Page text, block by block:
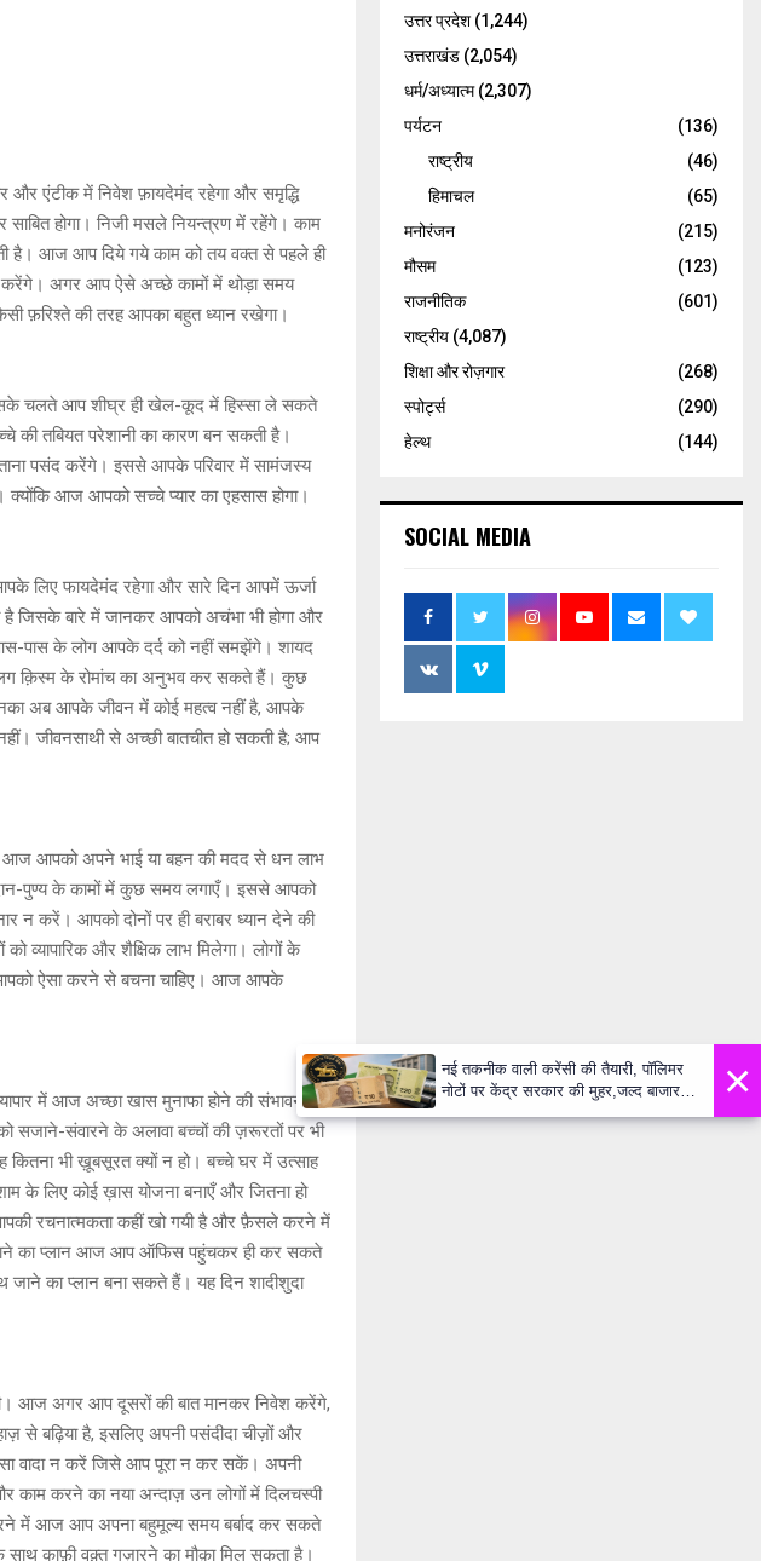
एंटीक में निवेश फ़ायदेमंद रहेगा और समृद्धि
होगा। निजी मसले नियन्त्रण में रहेंगे। काम
है। आज आप दिये गये काम को तय वक्त से पहले ही
करेंगे। अगर आप ऐसे अच्छे कामों में थोड़ा समय
फ़रिश्ते की तरह आपका बहुत ध्यान रखेगा।
चलते आप शीघ्र ही खेल-कूद में हिस्सा ले सकते
की तबियत परेशानी का कारण बन सकती है।
पसंद करेंगे। इससे आपके परिवार में सामंजस्य
आज आपको सच्चे प्यार का एहसास होगा।
लिए फायदेमंद रहेगा और सारे दिन आपमें ऊर्जा
जिसके बारे में जानकर आपको अचंभा भी होगा और
पास के लोग आपके दर्द को नहीं समझेंगे। शायद
क़िस्म के रोमांच का अनुभव कर सकते हैं। कुछ
अब आपके जीवन में कोई महत्व नहीं है, आपके
जीवनसाथी से अच्छी बातचीत हो सकती है; आप
आपको अपने भाई या बहन की मदद से धन लाभ
पुण्य के कामों में कुछ समय लगाएँ। इससे आपको
न करें। आपको दोनों पर ही बराबर ध्यान देने की
व्यापारिक और शैक्षिक लाभ मिलेगा। लोगों के
ऐसा करने से बचना चाहिए। आज आपके
में आज अच्छा खास मुनाफा होने की संभावना
संवारने के अलावा बच्चों की ज़रूरतों पर भी
कितना भी ख़ूबसूरत क्यों न हो। बच्चे घर में उत्साह
के लिए कोई ख़ास योजना बनाएँ और जितना हो
रचनात्मकता कहीं खो गयी है और फ़ैसले करने में
का प्लान आज आप ऑफिस पहुंचकर ही कर सकते
जाने का प्लान बना सकते हैं। यह दिन शादीशुदा
आज अगर आप दूसरों की बात मानकर निवेश करेंगे,
बढ़िया है, इसलिए अपनी पसंदीदा चीज़ों और
वादा न करें जिसे आप पूरा न कर सकें। अपनी
काम करने का नया अन्दाज़ उन लोगों में दिलचस्पी
में आज आप अपना बहुमूल्य समय बर्बाद कर सकते
काफ़ी वक़्त गुज़ारने का मौक़ा मिल सकता है।
उत्तर प्रदेश(1,244)
उत्तराखंड (2,054)
धर्म/अध्यात्म(2,307)
पर्यटन
(136)
राष्ट्रीय
(46)
हिमाचल
(65)
मनोरंजन
(215)
मौसम
(123)
राजनीतिक
(601)
राष्ट्रीय (4,087)
शिक्षा और रोज़गार
(268)
स्पोर्ट्स
(290)
हेल्थ
(144)
SOCIAL MEDIA
×
नई तकनीक वाली करेंसी की तैयारी, पॉलिमर
नोटों पर केंद्र सरकार की मुहर,जल्द बाजार में
दिखेंगे प्लास्टिक के ₹10 और ₹20 के नोट -